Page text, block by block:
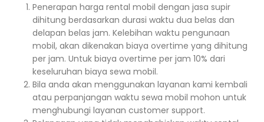
Penerapan harga rental mobil dengan jasa supir
dihitung berdasarkan durasi waktu dua belas dan
delapan belas jam. Kelebihan waktu pengunaan
mobil, akan dikenakan biaya overtime yang dihitung
per jam. Untuk biaya overtime per jam 10% dari
keseluruhan biaya sewa mobil.
Bila anda akan menggunakan layanan kami kembali
atau perpanjangan waktu sewa mobil mohon untuk
menghubungi layanan customer support.